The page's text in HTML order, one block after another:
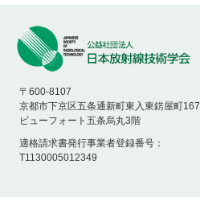
〒600-8107
京都市下京区五条通新町東入東錺屋町167
ビューフォート五条烏丸3階
適格請求書発行事業者登録番号：
T1130005012349